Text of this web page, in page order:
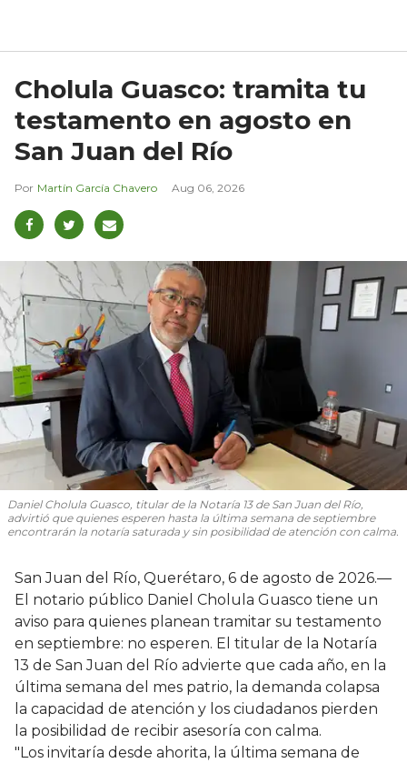
Cholula Guasco: tramita tu
testamento en agosto en
San Juan del Río
Martín García Chavero Aug 06, 2026
Daniel Cholula Guasco, titular de la Notaría 13 de San Juan del Río,
advirtió que quienes esperen hasta la última semana de septiembre
encontrarán la notaría saturada y sin posibilidad de atención con calma.
San Juan del Río, Querétaro, 6 de agosto de 2026.—
El notario público Daniel Cholula Guasco tiene un
aviso para quienes planean tramitar su testamento
en septiembre: no esperen. El titular de la Notaría
13 de San Juan del Río advierte que cada año, en la
última semana del mes patrio, la demanda colapsa
la capacidad de atención y los ciudadanos pierden
la posibilidad de recibir asesoría con calma.
"Los invitaría desde ahorita, la última semana de